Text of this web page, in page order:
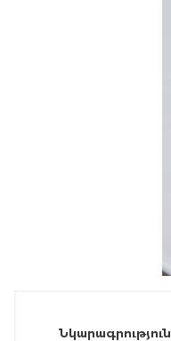
Նկարագրություն